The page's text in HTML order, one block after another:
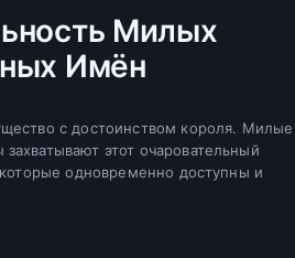
Милых
Имён
с достоинством короля. Милые
этот очаровательный
одновременно доступны и